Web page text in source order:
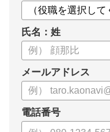
氏名：姓
メールアドレス
電話番号